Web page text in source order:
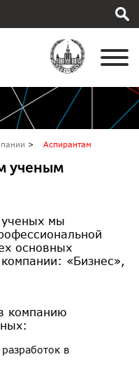
Аспирантам
ученым
мы
основных
«Бизнес»,
компанию
в